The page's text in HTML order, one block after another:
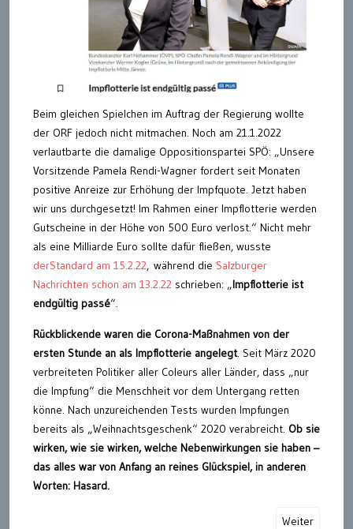
Beim gleichen Spielchen im Auftrag der Regierung wollte
der ORF jedoch nicht mitmachen. Noch am 21.1.2022
verlautbarte die damalige Oppositionspartei SPÖ: „Unsere
Vorsitzende Pamela Rendi-Wagner fordert seit Monaten
positive Anreize zur Erhöhung der Impfquote. Jetzt haben
wir uns durchgesetzt! Im Rahmen einer Impflotterie werden
Gutscheine in der Höhe von 500 Euro verlost.“ Nicht mehr
als eine Milliarde Euro sollte dafür fließen, wusste
derStandard am 15.2.22, während die Salzburger
Nachrichten schon am 13.2.22 schrieben: „Impflotterie ist
endgültig passé“.
Rückblickende waren die Corona-Maßnahmen von der
ersten Stunde an als Impflotterie angelegt. Seit März 2020
verbreiteten Politiker aller Coleurs aller Länder, dass „nur
die Impfung“ die Menschheit vor dem Untergang retten
könne. Nach unzureichenden Tests wurden Impfungen
bereits als „Weihnachtsgeschenk“ 2020 verabreicht. Ob sie
wirken, wie sie wirken, welche Nebenwirkungen sie haben –
das alles war von Anfang an reines Glückspiel, in anderen
Worten: Hasard.
Weiter